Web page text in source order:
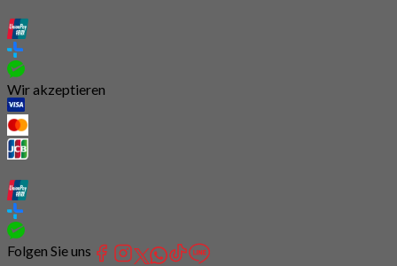
Wir akzeptieren
Folgen Sie uns